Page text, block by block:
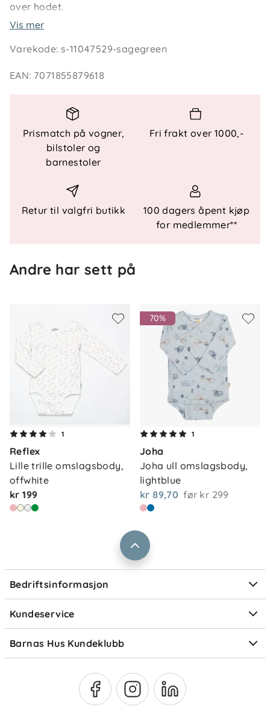
over hodet.
interlock-materialet gir en glatt og behagelig
som det innerste laget gjennom hele året og
seriene fra Reflex.
Sertifiseringer
OEKO-TEX® Standard 100, klasse 1
Maskinvask ved 30 °C.
Vis mer
Varekode:s-11047529-sagegreen
EAN: 7071855879618
Prismatch på vogner,
bilstoler og
barnestoler
Fri frakt over 1000,-
Retur til valgfri butikk
100 dagers åpent kjøp
for medlemmer**
Andre har sett på
1
Reflex
Lille trille omslagsbody,
offwhite
kr 199
70%
1
Joha
Joha ull omslagsbody,
lightblue
kr 89,70 før kr 299
Bedriftsinformasjon
Om oss
Våre butikker
Vårt samfunnsansvar
Jobbe i Barnas Hus
Størrelsesguider
Kundeservice
Kontakt oss
Frakt og levering
Retur og reklamasjon
Salgsbetingelser
Ofte stilte spørsmål
Om Klarna
Barnas Hus Kundeklubb
Medlemsvilkår